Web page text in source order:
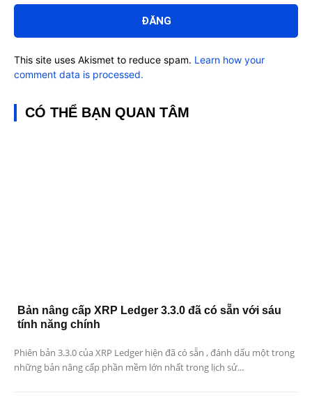
luận:
This site uses Akismet to reduce spam. Learn how your
comment data is processed.
CÓ THỂ BẠN QUAN TÂM
Bản nâng cấp XRP Ledger 3.3.0 đã có sẵn với sáu
tính năng chính
Phiên bản 3.3.0 của XRP Ledger hiện đã có sẵn , đánh dấu một trong
những bản nâng cấp phần mềm lớn nhất trong lịch sử...